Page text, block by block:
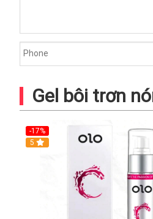
Gel bôi trơn
-17%
5